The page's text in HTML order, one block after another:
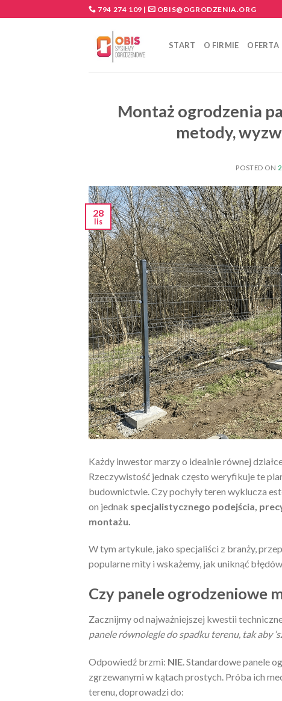
to
794 274 109 | OBIS@OGRODZENIA.ORG
START O FIRMIE OFERTA
Montaż ogrodzenia
metody,
POSTED ON
28
lis
Każdy inwestor marzy o idealnie równej
Rzeczywistość jednak często weryfikuje te
budownictwie. Czy pochyły teren wyklucza
on jednak specjalistycznego podejścia,
montażu.
W tym artykule, jako specjaliści z branży,
popularne mity i wskażemy, jak uniknąć
Czy panele ogrodzeniowe
Zacznijmy od najważniejszej kwestii
panele równolegle do spadku terenu, tak aby
Odpowiedź brzmi: NIE . Standardowe panele
zgrzewanymi w kątach prostych. Próba ich
terenu, doprowadzi do: